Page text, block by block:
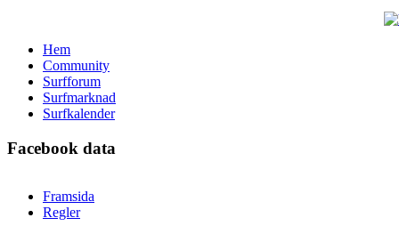
Hem
Community
Surfforum
Surfmarknad
Surfkalender
Facebook data
Framsida
Regler